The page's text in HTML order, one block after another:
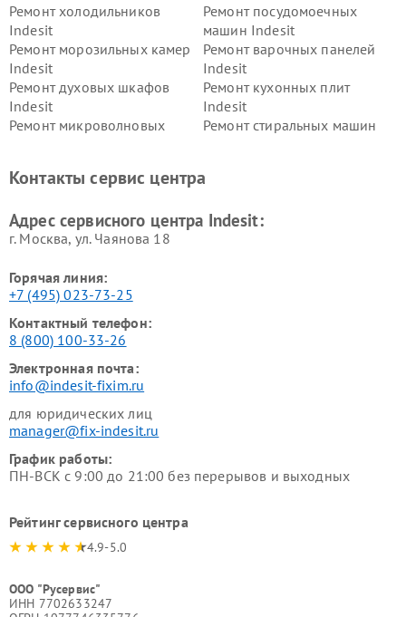
Ремонт холодильников
Indesit
Ремонт посудомоечных
машин Indesit
Ремонт морозильных камер
Indesit
Ремонт варочных панелей
Indesit
Ремонт духовых шкафов
Indesit
Ремонт кухонных плит
Indesit
Ремонт микроволновых
Ремонт стиральных машин
Indesit
Indesit
Контакты сервис центра
Адрес сервисного центра Indesit:
г. Москва, ул. Чаянова 18
Горячая линия:
+7 (495) 023-73-25
Контактный телефон:
8 (800) 100-33-26
Электронная почта:
info@indesit-fixim.ru
для юридических лиц
manager@fix-indesit.ru
График работы:
ПН-ВСК с 9:00 до 21:00 без перерывов и выходных
Рейтинг сервисного центра
4.9-5.0
ООО "Русервис"
ИНН 7702633247